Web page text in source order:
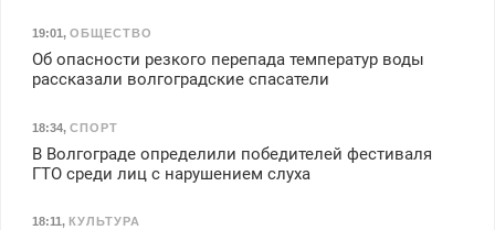
19:01, ОБЩЕСТВО
Об опасности резкого перепада температур воды
рассказали волгоградские спасатели
18:34, СПОРТ
В Волгограде определили победителей фестиваля
ГТО среди лиц с нарушением слуха
18:11 , КУЛЬТУРА